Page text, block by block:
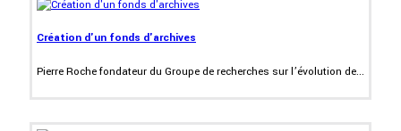
Création d'un fonds d'archives
Pierre Roche fondateur du Groupe de recherches sur l’évolution de...